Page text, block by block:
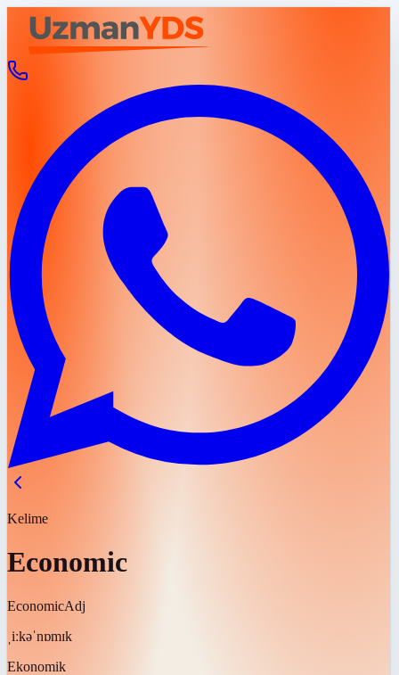
Kelime
Economic
EconomicAdj
ˌiːkəˈnɒmɪk
Ekonomik